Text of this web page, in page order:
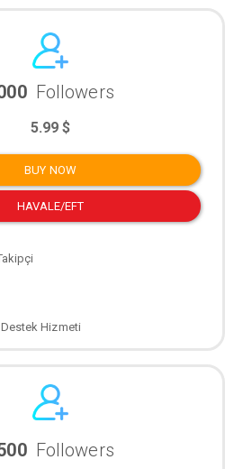
Followers
5.99 $
BUY NOW
HAVALE/EFT
Destek Hizmeti
Followers